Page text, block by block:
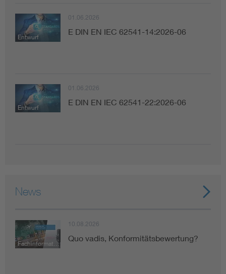
Entwurf
01.06.2026
E DIN EN IEC 62541-14:2026-06
Entwurf
01.06.2026
E DIN EN IEC 62541-22:2026-06
News
Fachinformation
10.08.2026
Quo vadis, Konformitätsbewertung?